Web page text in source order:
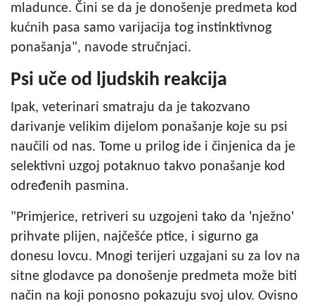
mladunce. Čini se da je donošenje predmeta kod
kućnih pasa samo varijacija tog instinktivnog
ponašanja", navode stručnjaci.
Psi uče od ljudskih reakcija
Ipak, veterinari smatraju da je takozvano
darivanje velikim dijelom ponašanje koje su psi
naučili od nas. Tome u prilog ide i činjenica da je
selektivni uzgoj potaknuo takvo ponašanje kod
određenih pasmina.
"Primjerice, retriveri su uzgojeni tako da 'nježno'
prihvate plijen, najčešće ptice, i sigurno ga
donesu lovcu. Mnogi terijeri uzgajani su za lov na
sitne glodavce pa donošenje predmeta može biti
način na koji ponosno pokazuju svoj ulov. Ovisno